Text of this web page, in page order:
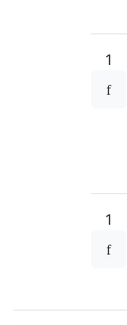
1
1